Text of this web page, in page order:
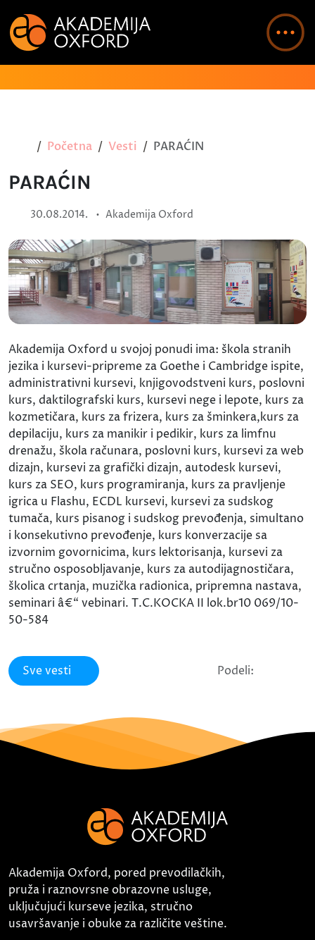
Početna Vesti PARAĆIN
PARAĆIN
30.08.2014. • Akademija Oxford
Akademija Oxford u svojoj ponudi ima: škola stranih
jezika i kursevi-pripreme za Goethe i Cambridge ispite,
administrativni kursevi, knjigovodstveni kurs, poslovni
kurs, daktilografski kurs, kursevi nege i lepote, kurs za
kozmetičara, kurs za frizera, kurs za šminkera,kurs za
depilaciju, kurs za manikir i pedikir, kurs za limfnu
drenažu, škola računara, poslovni kurs, kursevi za web
dizajn, kursevi za grafički dizajn, autodesk kursevi,
kurs za SEO, kurs programiranja, kurs za pravljenje
igrica u Flashu, ECDL kursevi, kursevi za sudskog
tumača, kurs pisanog i sudskog prevođenja, simultano
i konsekutivno prevođenje, kurs konverzacije sa
izvornim govornicima, kurs lektorisanja, kursevi za
stručno osposobljavanje, kurs za autodijagnostičara,
školica crtanja, muzička radionica, pripremna nastava,
seminari â€“ vebinari. T.C.KOCKA II lok.br10 069/10-
50-584
Sve vesti Podeli:
Akademija Oxford, pored prevodilačkih,
pruža i raznovrsne obrazovne usluge,
uključujući kurseve jezika, stručno
usavršavanje i obuke za različite veštine.